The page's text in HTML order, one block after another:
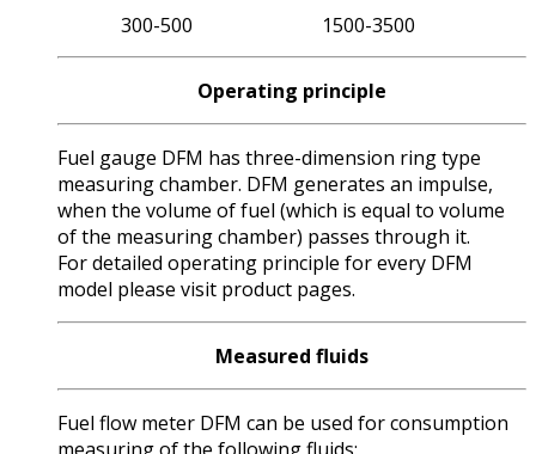
300-500 1500-3500
Operating principle
Fuel gauge DFM has three-dimension ring type
measuring chamber. DFМ generates an impulse,
when the volume of fuel (which is equal to volume
of the measuring chamber) passes through it.
For detailed operating principle for every DFM
model please visit product pages.
Measured fluids
Fuel flow meter DFМ can be used for consumption